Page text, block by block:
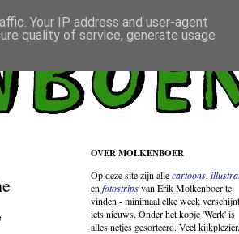
OVER MOLKENBOER
Op deze site zijn allecartoons,
en fotostripsvan Erik Molkenboer te
vinden - minimaal elke week
iets nieuws. Onder het kopje 'Werk' is
alles netjes gesorteerd. Veel kijkplezier.
Your IP address and user-agent
quality of service, generate usage